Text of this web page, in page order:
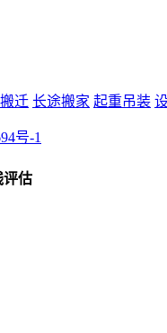
迁 长途搬家 起重吊装
号-1
评估